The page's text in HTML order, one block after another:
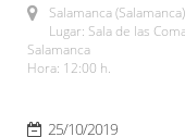
Salamanca (Salamanca)
Lugar: Sala de las
Salamanca
Hora: 12:00 h.
25/10/2019